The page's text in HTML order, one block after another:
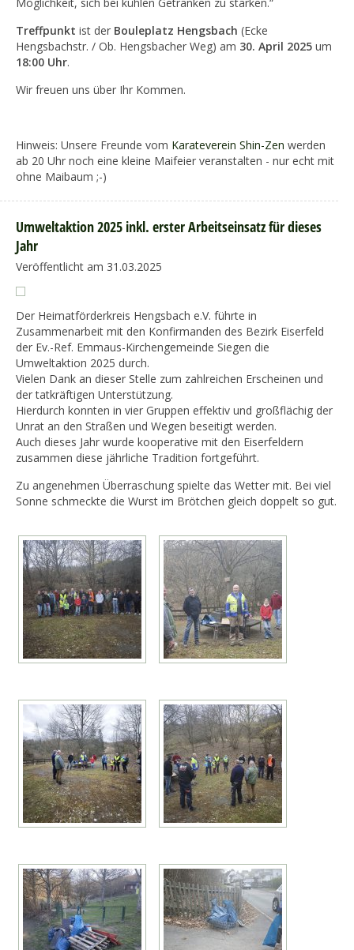
Treffpunkt ist der Bouleplatz Hengsbach (Ecke
Hengsbachstr. / Ob. Hengsbacher Weg) am 30. April 2025 um
18:00 Uhr.
Wir freuen uns über Ihr Kommen.
Hinweis: Unsere Freunde vom Karateverein Shin-Zen werden
ab 20 Uhr noch eine kleine Maifeier veranstalten - nur echt mit
ohne Maibaum ;-)
Umweltaktion 2025 inkl. erster Arbeitseinsatz für dieses
Jahr
Veröffentlicht am 31.03.2025
Der Heimatförderkreis Hengsbach e.V. führte in
Zusammenarbeit mit den Konfirmanden des Bezirk Eiserfeld
der Ev.-Ref. Emmaus-Kirchengemeinde Siegen die
Umweltaktion 2025 durch.
Vielen Dank an dieser Stelle zum zahlreichen Erscheinen und
der tatkräftigen Unterstützung.
Hierdurch konnten in vier Gruppen effektiv und großflächig der
Unrat an den Straßen und Wegen beseitigt werden.
Auch dieses Jahr wurde kooperative mit den Eiserfeldern
zusammen diese jährliche Tradition fortgeführt.
Zu angenehmen Überraschung spielte das Wetter mit. Bei viel
Sonne schmeckte die Wurst im Brötchen gleich doppelt so gut.